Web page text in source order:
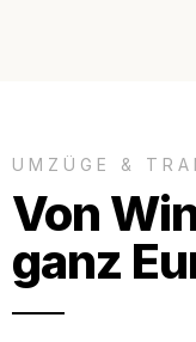
UMZÜGE &
Von
ganz